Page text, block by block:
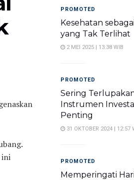
ini
PROMOTED
Kesehatan
yang Tak Terlihat
2 MEI 2025 | 13:38 WIB
PROMOTED
Sering
Instrumen
Penting
31 OKTOBER 2024 | 12:57
PROMOTED
Memperingati